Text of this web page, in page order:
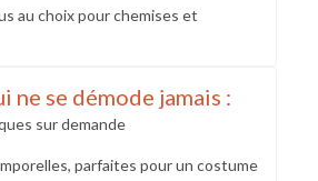
au choix pour chemises et
ne se démode jamais :
sur demande
parfaites pour un costume